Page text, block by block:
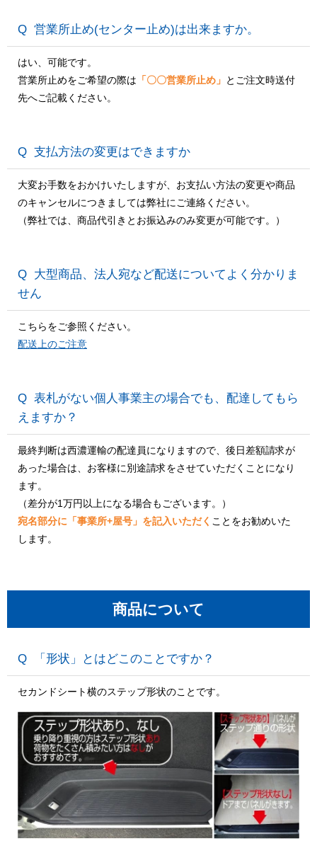
営業所止め(センター止め)は出来ますか。
はい、可能です。
営業所止めをご希望の際は 「〇〇営業所止め」 とご注文時送付
先へご記載ください。
支払方法の変更はできますか
大変お手数をおかけいたしますが、お支払い方法の変更や商品
のキャンセルにつきましては弊社にご連絡ください。
（弊社では、商品代引きとお振込みのみ変更が可能です。）
大型商品、法人宛など配送についてよく分かりま
せん
こちらをご参照ください。
配送上のご注意
表札がない個人事業主の場合でも、配達してもら
えますか？
最終判断は西濃運輸の配達員になりますので、後日差額請求が
あった場合は、お客様に別途請求をさせていただくことになり
ます。
（差分が1万円以上になる場合もございます。）
宛名部分に「事業所+屋号」を記入いただく ことをお勧めいた
します。
商品について
「形状」とはどこのことですか？
セカンドシート横のステップ形状のことです。